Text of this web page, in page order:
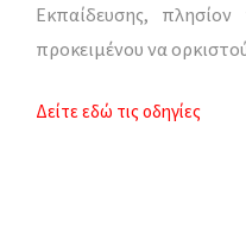
Εκπαίδευσης,
προκειμένου να
Δείτε εδώ τις οδηγίες